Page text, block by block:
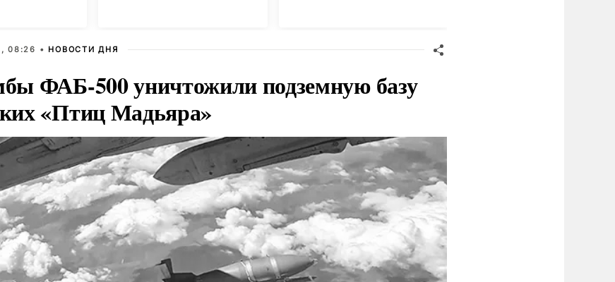
08:26 • НОВОСТИ ДНЯ
ФАБ-500 уничтожили подземную базу
«Птиц Мадьяра»